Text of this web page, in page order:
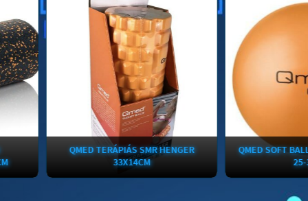
QMED TERÁPIÁS SMR HENGER
QMED SOFT BALL